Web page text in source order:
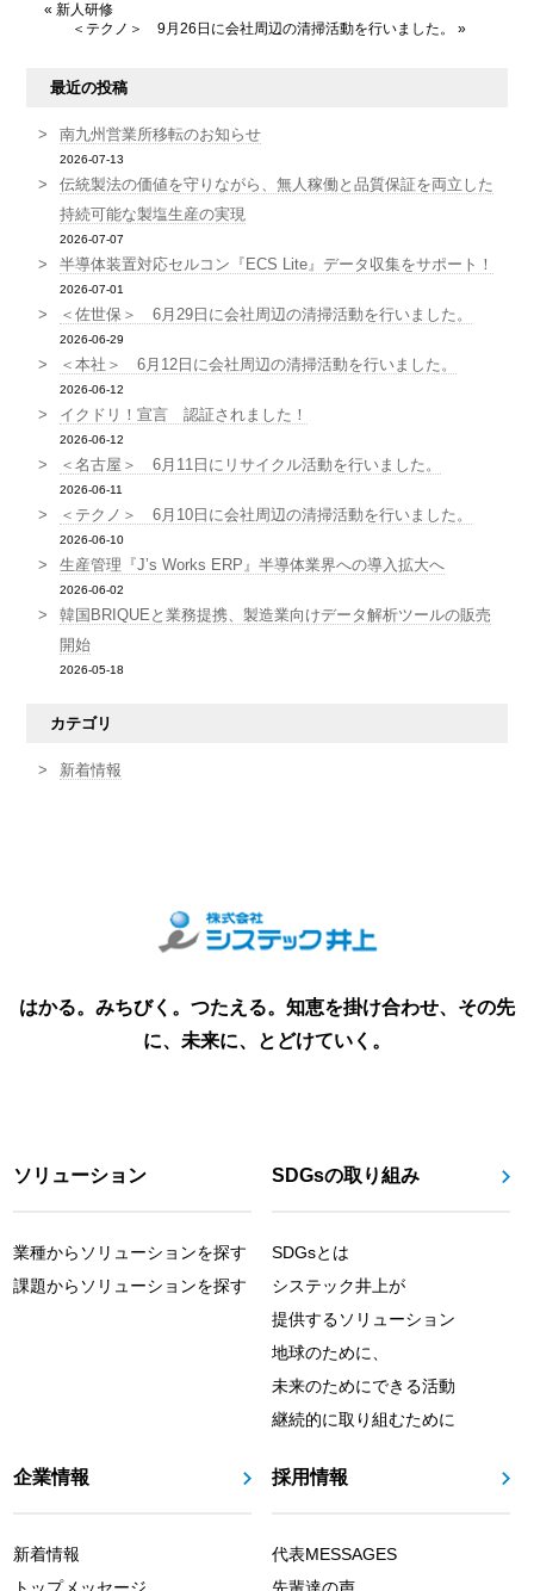
«新人研修
＜テクノ＞ 9月26日に会社周辺の清掃活動を行いました。
»
最近の投稿
南九州営業所移転のお知らせ
2026-07-13
伝統製法の価値を守りながら、無人稼働と品質保証を両立した
持続可能な製塩生産の実現
2026-07-07
半導体装置対応セルコン『ECS Lite』データ収集をサポート！
2026-07-01
＜佐世保＞ 6月29日に会社周辺の清掃活動を行いました。
2026-06-29
＜本社＞ 6月12日に会社周辺の清掃活動を行いました。
2026-06-12
イクドリ！宣言 認証されました！
2026-06-12
＜名古屋＞ 6月11日にリサイクル活動を行いました。
2026-06-11
＜テクノ＞ 6月10日に会社周辺の清掃活動を行いました。
2026-06-10
生産管理『J’s Works ERP』半導体業界への導入拡大へ
2026-06-02
韓国BRIQUEと業務提携、製造業向けデータ解析ツールの販売
開始
2026-05-18
カテゴリ
新着情報
はかる。みちびく。つたえる。知恵を掛け合わせ、その先
に、未来に、とどけていく。
ソリューション
業種からソリューションを探す
課題からソリューションを探す
SDGsの取り組み
SDGsとは
システック井上が
提供するソリューション
地球のために、
未来のためにできる活動
継続的に取り組むために
企業情報
新着情報
採用情報
代表MESSAGES